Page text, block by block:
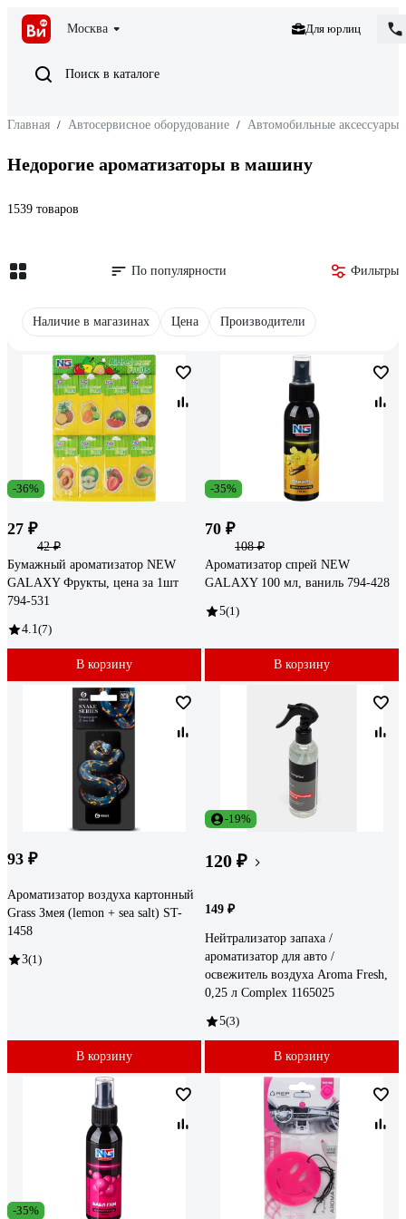
Москва Для юрлиц
Поиск в каталоге
Главная / Автосервисное оборудование / Автомобильные аксессуары
Недорогие ароматизаторы в машину
1539 товаров
По популярности Фильтры
Наличие в магазинах Цена Производители
-36%
27 ₽
42 ₽
Бумажный ароматизатор NEW
GALAXY Фрукты, цена за 1шт
794-531
4.1 (7)
В корзину
-35%
70 ₽
108 ₽
Ароматизатор спрей NEW
GALAXY 100 мл, ваниль 794-428
5(1)
В корзину
93 ₽
Ароматизатор воздуха картонный
Grass Змея (lemon + sea salt) ST-
1458
3(1)
В корзину
-19%
120 ₽
149 ₽
Нейтрализатор запаха /
ароматизатор для авто /
освежитель воздуха Aroma Fresh,
0,25 л Complex 1165025
5(3)
В корзину
-35%